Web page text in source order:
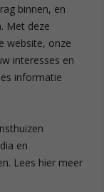
binnen, en
Met deze
website, onze
interesses en
informatie
en
Lees hier meer